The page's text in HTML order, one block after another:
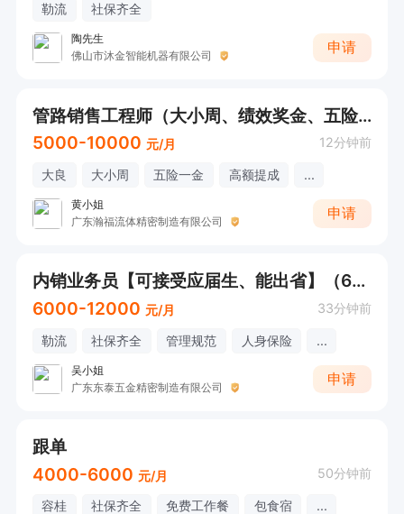
勒流 社保齐全
陶先生
佛山市沐金智能机器有限公司
申请
管路销售工程师（大小周、绩效奖金、五险一金、年底双薪、带薪年假、员工旅游、全勤奖）
5000-10000 元/月 12分钟前
大良 大小周 五险一金 高额提成 ...
黄小姐
广东瀚福流体精密制造有限公司
申请
内销业务员【可接受应届生、能出省】（6000-12000元、社保齐全）
6000-12000 元/月 33分钟前
勒流 社保齐全 管理规范 人身保险 ...
吴小姐
广东东泰五金精密制造有限公司
申请
跟单
4000-6000 元/月 50分钟前
容桂 社保齐全 免费工作餐 包食宿 ...